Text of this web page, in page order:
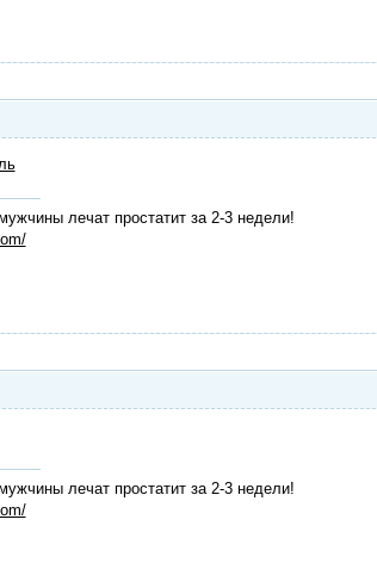
лечат простатит за 2-3 недели!
лечат простатит за 2-3 недели!